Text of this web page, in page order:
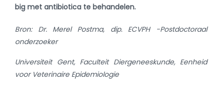
big met antibiotica te behandelen.
Bron: Dr. Merel Postma, dip. ECVPH -Postdoctoraal
onderzoeker
Universiteit Gent, Faculteit Diergeneeskunde, Eenheid
voor Veterinaire Epidemiologie